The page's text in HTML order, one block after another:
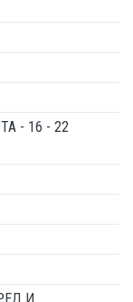
- 16 - 22